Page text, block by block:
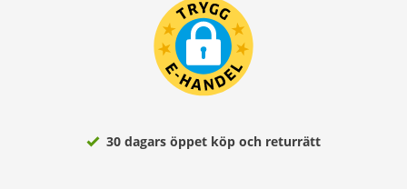
30 dagars öppet köp och returrätt